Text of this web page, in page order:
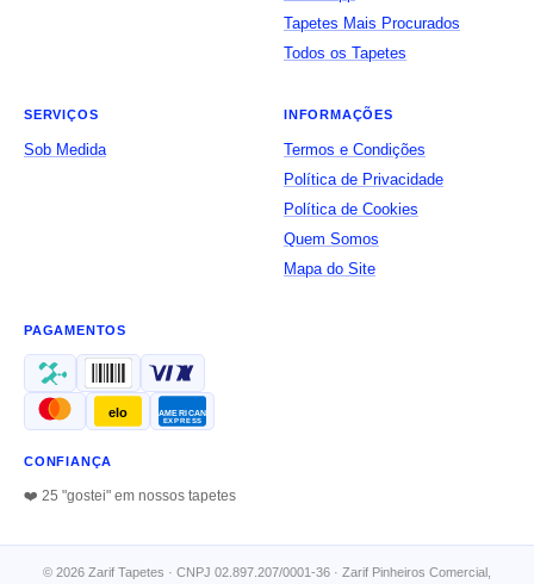
Tapetes Mais Procurados
Todos os Tapetes
SERVIÇOS
Sob Medida
INFORMAÇÕES
Termos e Condições
Política de Privacidade
Política de Cookies
Quem Somos
Mapa do Site
PAGAMENTOS
elo AMERICAN
EXPRESS
CONFIANÇA
❤️ 25 "gostei" em nossos tapetes
© 2026 Zarif Tapetes · CNPJ 02.897.207/0001-36 · Zarif Pinheiros Comercial,